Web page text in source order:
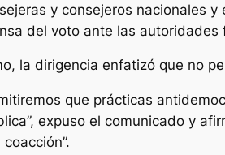
y consejeros nacionales
del voto ante las autoridades
la dirigencia enfatizó que no
que prácticas
expuso el comunicado y